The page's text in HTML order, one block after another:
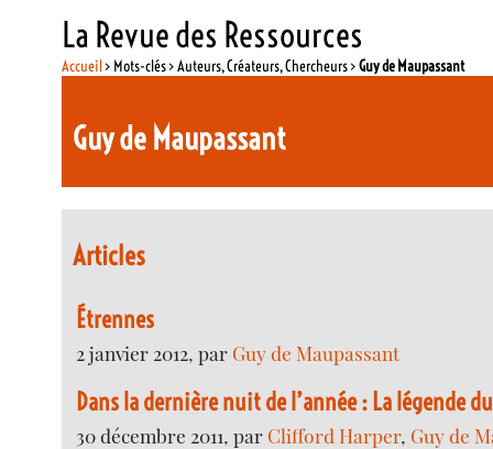
La Revue des Ressources
Accueil> Mots-clés > Auteurs, Créateurs, Chercheurs >Guy de Maupassant
Guy de Maupassant
Articles
Étrennes
2 janvier 2012, par Guy de Maupassant
Dans la dernière nuit de l’année : La légende
30 décembre 2011, par Clifford Harper, Guy de